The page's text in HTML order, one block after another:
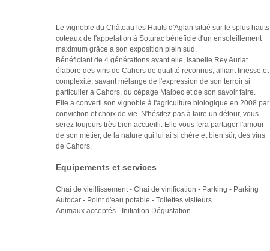
Le vignoble du Château les Hauts d'Aglan situé sur le splus hauts
coteaux de l'appelation à Soturac bénéficie d'un ensoleillement
maximum grâce à son exposition plein sud.
Bénéficiant de 4 générations avant elle, Isabelle Rey Auriat
élabore des vins de Cahors de qualité reconnus, alliant finesse et
complexité, savant mélange de l'expression de son terroir si
particulier à Cahors, du cépage Malbec et de son savoir faire.
Elle a converti son vignoble à l'agriculture biologique en 2008 par
conviction et choix de vie. N'hésitez pas à faire un détour, vous
serez toujours très bien accueilli. Elle vous fera partager l'amour
de son métier, de la nature qui lui ai si chère et bien sûr, des vins
de Cahors.
Equipements et services
Chai de vieillissement - Chai de vinification - Parking - Parking
Autocar - Point d'eau potable - Toilettes visiteurs
Animaux acceptés - Initiation Dégustation